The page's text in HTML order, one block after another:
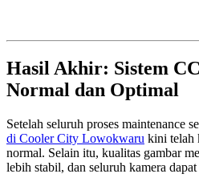
Hasil Akhir: Sistem
Normal dan Optimal
Setelah seluruh proses maintenance
di Cooler City Lowokwaru kini telah
normal. Selain itu, kualitas gambar
lebih stabil, dan seluruh kamera